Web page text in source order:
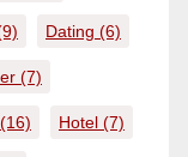
Dating (6)
(7)
(16) Hotel (7)